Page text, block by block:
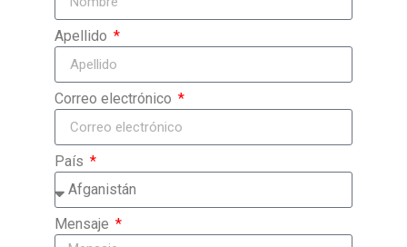
Apellido
Correo electrónico
País
Mensaje